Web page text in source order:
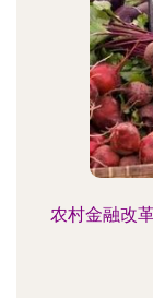
农村金融改